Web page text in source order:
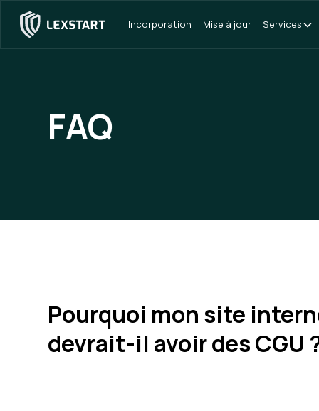
Incorporation Mise à jour Services
FAQ
Pourquoi mon site
devrait-il avoir des CGU